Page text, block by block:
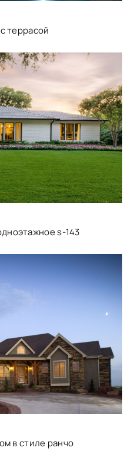
террасой
s-143
в стиле ранчо